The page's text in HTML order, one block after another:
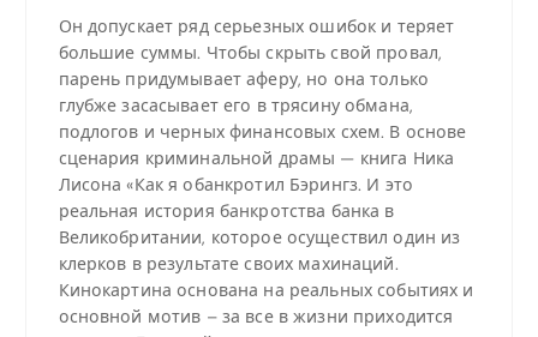
Он допускает ряд серьезных ошибок и теряет
большие суммы. Чтобы скрыть свой провал,
парень придумывает аферу, но она только
глубже засасывает его в трясину обмана,
подлогов и черных финансовых схем. В основе
сценария криминальной драмы — книга Ника
Лисона «Как я обанкротил Бэрингз. И это
реальная история банкротства банка в
Великобритании, которое осуществил один из
клерков в результате своих махинаций.
Кинокартина основана на реальных событиях и
основной мотив – за все в жизни приходится